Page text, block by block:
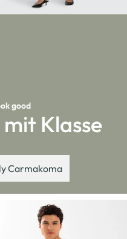
good
Klasse
Carmakoma